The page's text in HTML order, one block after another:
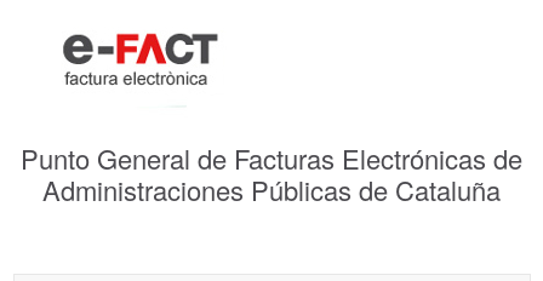
Punto General de Facturas Electrónicas de
Administraciones Públicas de Cataluña